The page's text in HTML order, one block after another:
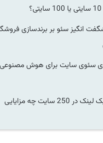
انگیز سئو بر برندسازی فروشگاه
سئوی سایت برای هوش مصنوعی
خرید بک لینک در 250 سایت چه مزایایی